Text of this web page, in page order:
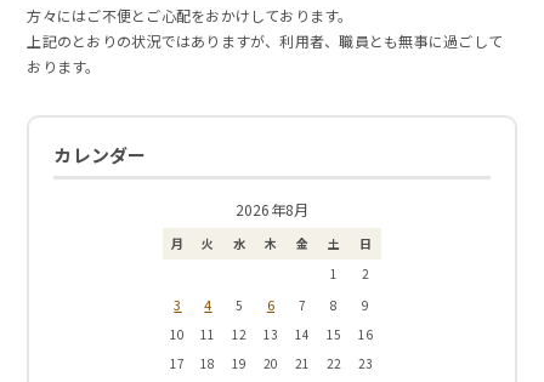
方々にはご不便とご心配をおかけしております。
上記のとおりの状況ではありますが、利用者、職員とも無事に過ごして
おります。
カレンダー
2026年8月
月 火 水 木 金 土
日
1
2
3 4 5 6 7 8
9
10
11 12 13 14 15
16
17
18 19 20 21 22
23